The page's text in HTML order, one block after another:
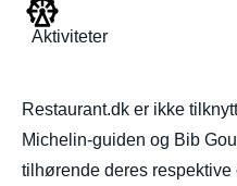
Aktiviteter
Restaurant.dk er ikke
Michelin-guiden og Bib
tilhørende deres respektive